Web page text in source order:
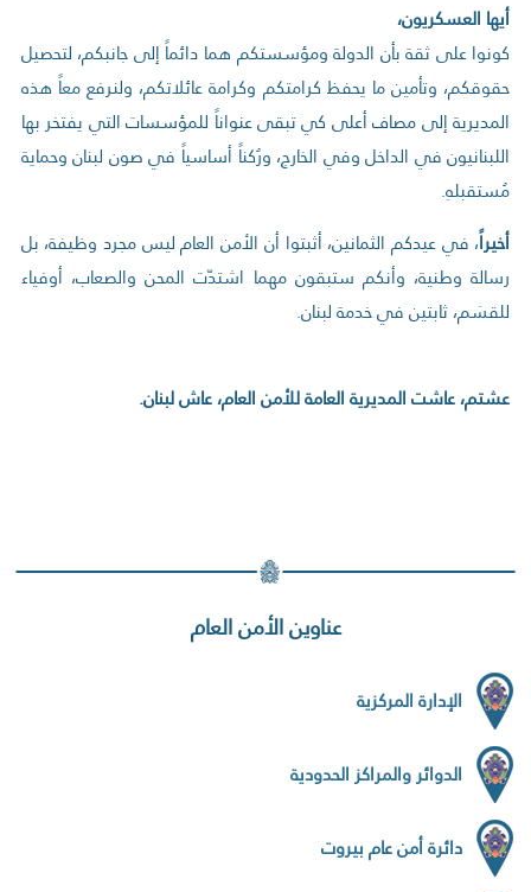
أيها العسكريون،
كونوا على ثقة بأن الدولة ومؤسستكم هما دائماً إلى جانبكم، لتحصيل
حقوقكم، وتأمين ما يحفظ كرامتكم وكرامة عائلاتكم، ولنرفع معاً هذه
المديرية إلى مصاف أعلى كي تبقى عنواناً للمؤسسات التي يفتخر بها
اللبنانيون في الداخل وفي الخارج، ورُكناً أساسياً في صون لبنان وحماية
مُستقبلهِ.
أخيراً، في عيدكم الثمانين، أثبتوا أن الأمن العام ليس مجرد وظيفة، بل
رسالة وطنية، وأنكم ستبقون مهما اشتدّت المحن والصعاب، أوفياء
للقسَم، ثابتين في خدمة لبنان.
عشتم، عاشت المديرية العامة للأمن العام، عاش لبنان.
عناوين الأمن العام
الإدارة المركزية
الدوائر والمراكز الحدودية
دائرة أمن عام بيروت